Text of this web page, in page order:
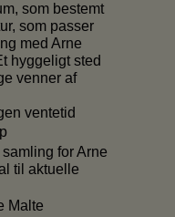
som bestemt
som passer
med Arne
hyggeligt sted
venner af
ventetid
for Arne
til aktuelle
Malte